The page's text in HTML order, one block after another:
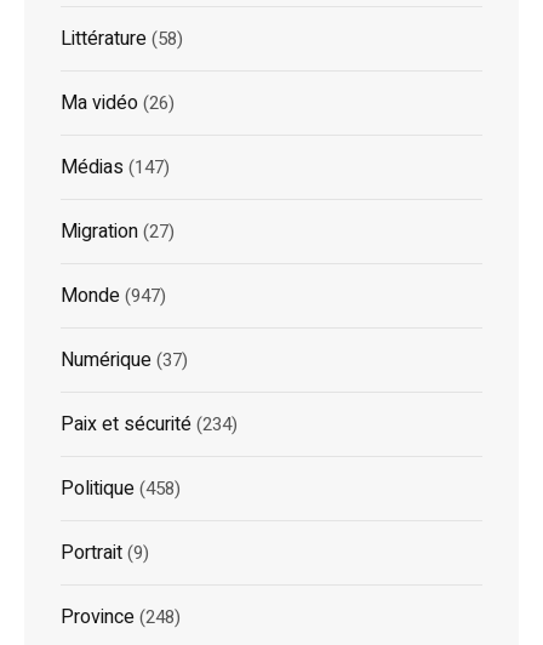
Littérature(58)
Ma vidéo(26)
Médias(147)
Migration(27)
Monde(947)
Numérique(37)
Paix et sécurité(234)
Politique(458)
Portrait(9)
Province(248)